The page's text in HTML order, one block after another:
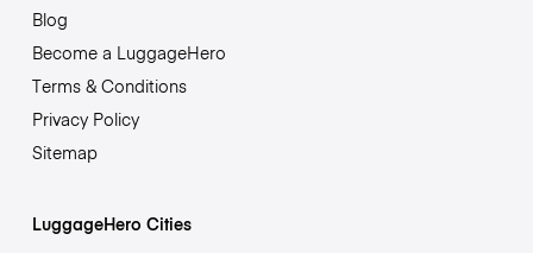
Blog
Become a LuggageHero
Terms & Conditions
Privacy Policy
Sitemap
LuggageHero Cities